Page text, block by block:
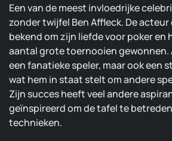
Een van de meest invloedrijke
zonder twijfel Ben Affleck. De
bekend om zijn liefde voor poker en
aantal grote toernooien gewonnen.
een fanatieke speler, maar ook een
wat hem in staat stelt om andere
Zijn succes heeft veel andere
geïnspireerd om de tafel te
technieken.